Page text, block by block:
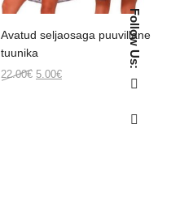
Avatud seljaosaga puuvillane
tuunika
22.00€ Original
5.00€Current
Follow Us: